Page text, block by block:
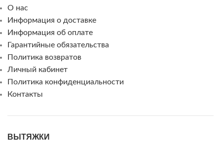
О нас
Информация о доставке
Информация об оплате
Гарантийные обязательства
Политика возвратов
Личный кабинет
Политика конфиденциальности
Контакты
ВЫТЯЖКИ